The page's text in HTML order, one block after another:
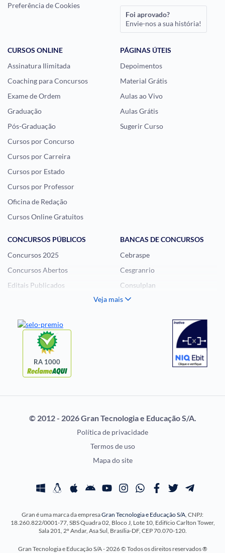
Preferência de Cookies
Foi aprovado?
Envie-nos a sua história!
CURSOS ONLINE
Assinatura Ilimitada
Coaching para Concursos
Exame de Ordem
Graduação
Pós-Graduação
Cursos por Concurso
Cursos por Carreira
Cursos por Estado
Cursos por Professor
Oficina de Redação
Cursos Online Gratuitos
PÁGINAS ÚTEIS
Depoimentos
Material Grátis
Aulas ao Vivo
Aulas Grátis
Sugerir Curso
CONCURSOS PÚBLICOS
Concursos 2025
Concursos Abertos
Editais Publicados
Questões de Concurso
BANCAS DE CONCURSOS
Cebraspe
Cesgranrio
Consulplan
FCC
CONCURSOS POR
Concursos Militares
Concursos Saúde
Concursos Tribunais
Residência Multiprofissional
EXAME DE ORDEM
OAB
Prova OAB
Calendário OAB
Questões OAB
Exame de Ordem
Veja mais
RA 1000
© 2012 - 2026 Gran Tecnologia e Educação S/A.
Política de privacidade
Termos de uso
Mapa do site
Gran é uma marca da empresaGran Tecnologia e Educação S/A , CNPJ:
18.260.822/0001-77, SBS Quadra 02, Bloco J, Lote 10, Edifício Carlton Tower,
Sala 201, 2º Andar, Asa Sul, Brasília-DF, CEP 70.070-120.
Gran Tecnologia e Educação S/A - 2026 © Todos os direitos reservados ®